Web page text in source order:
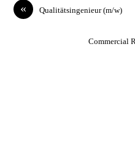
« Qualitätsingenieur (m/w)
Commercial